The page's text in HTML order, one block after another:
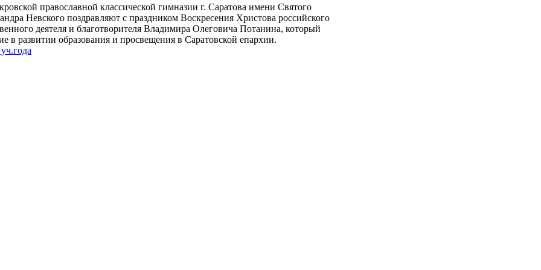
православной классической гимназии г. Саратова имени Святого
Невского поздравляют с праздником Воскресения Христова российского
деятеля и благотворителя Владимира Олеговича Потанина, который
в развитии образования и просвещения в Саратовской епархии.